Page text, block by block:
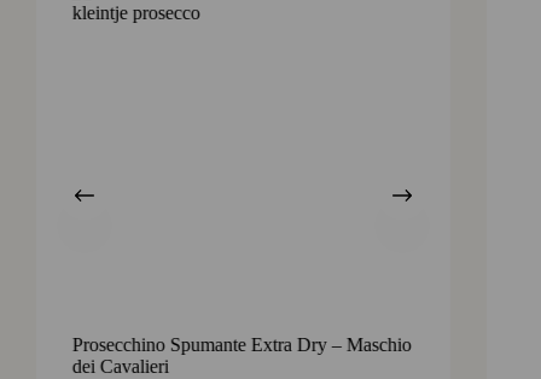
Prosecchino Spumante Extra Dry – Maschio
dei Cavalieri